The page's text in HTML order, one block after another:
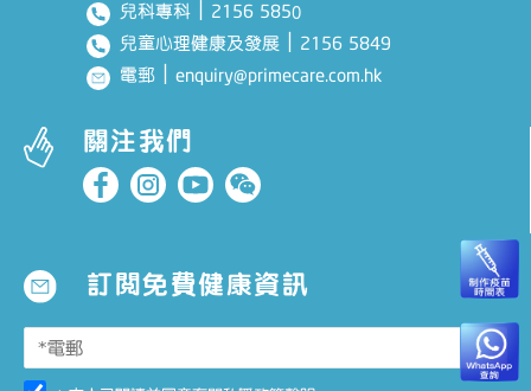
兒科專科 2156 5850
兒童心理健康及發展
2156 5849
電郵 ｜enquiry@primecare.com.hk
關注我們
訂閱免費健康資訊